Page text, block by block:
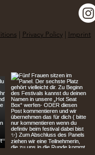
| Privacy Policy| Imprint